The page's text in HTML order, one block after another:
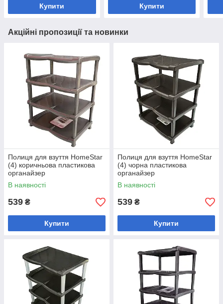
Купити Купити
Акційні пропозиції та новинки
Полиця для взуття HomeStar
(4) коричньова пластикова
органайзер
В наявності
539 ₴
Купити
Полиця для взуття HomeStar
(4) чорна пластикова
органайзер
В наявності
539 ₴
Купити